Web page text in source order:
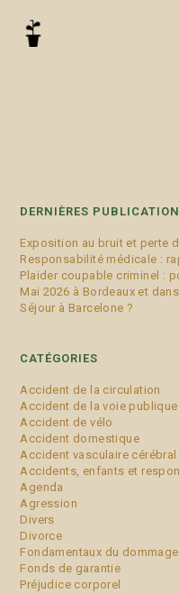
DERNIÈRES
Exposition au bruit et perte
Responsabilité médicale :
Plaider coupable criminel :
Mai 2026 à Bordeaux et
Séjour à Barcelone ?
CATÉGORIES
Accident de la circulation
Accident de la voie publique
Accident de vélo
Accident domestique
Accident vasculaire cérébral
Accidents, enfants et
Agenda
Agression
Divers
Divorce
Fondamentaux du
Fonds de garantie
Préjudice corporel